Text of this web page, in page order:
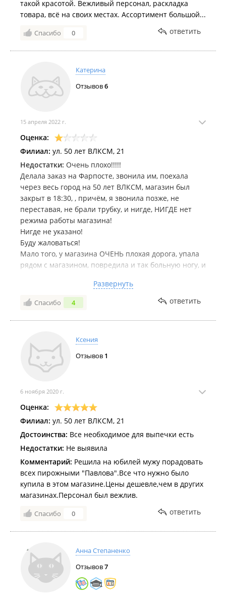
такой красотой. Вежливый персонал, раскладка
товара, всё на своих местах. Ассортимент большой...
Спасибо 0 ответить
Катерина
Отзывов6
15 апреля 2022 г.
Оценка:
Филиал: ул. 50 лет ВЛКСМ, 21
Недостатки: Очень плохо!!!!!
Делала заказ на Фарпосте, звонила им, поехала
через весь город на 50 лет ВЛКСМ, магазин был
закрыт в 18:30, , причём, я звонила позже, не
переставая, не брали трубку, и нигде, НИГДЕ нет
режима работы магазина!
Нигде не указано!
Буду жаловаться!
Мало того, у магазина ОЧЕНЬ плохая дорога, упала
рядом с магазином, повредила и так больную ногу, и
Желаю магазину разориться!
Развернуть
Спасибо 4 ответить
Ксения
Отзывов 1
6 ноября 2020 г.
Оценка:
Филиал: ул. 50 лет ВЛКСМ, 21
Достоинства: Все необходимое для выпечки есть
Недостатки: Не выявила
Комментарий: Решила на юбилей мужу порадовать
всех пирожными "Павлова".Все что нужно было
купила в этом магазине.Цены дешевле,чем в других
магазинах.Персонал был вежлив.
Спасибо 0 ответить
Анна Степаненко
Отзывов7